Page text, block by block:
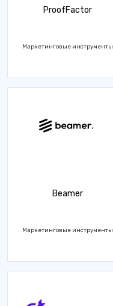
ProofFactor
Маркетинговые инструменты
Beamer
Маркетинговые инструменты